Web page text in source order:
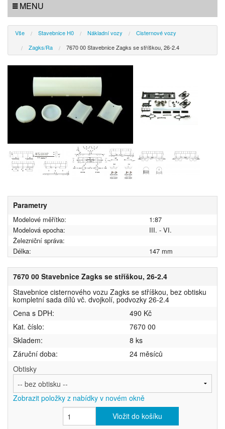
MENU
Vše Stavebnice H0 Nákladní vozy
Cisternové vozy
Zagks/Ra
7670 00 Stavebnice Zagks se stříškou, 26-2.4
Parametry
Modelové měřítko:
1:87
Modelová epocha:
III. - VI.
Železniční správa:
Délka:
147 mm
7670 00 Stavebnice Zagks se stříškou, 26-2.4
Stavebnice cisternového vozu Zagks se stříškou, bez obtisku
kompletní sada dílů vč. dvojkolí, podvozky 26-2.4
Cena s DPH:
490 Kč
Kat. číslo:
7670 00
Skladem:
8 ks
Záruční doba:
24 měsíců
Obtisky
Zobrazit položky z nabídky v novém okně
Vložit do košíku